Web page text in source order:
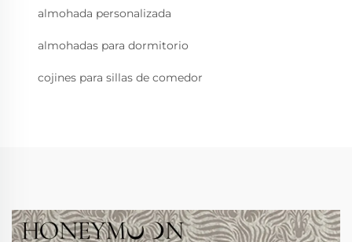
almohada personalizada
almohadas para dormitorio
cojines para sillas de comedor